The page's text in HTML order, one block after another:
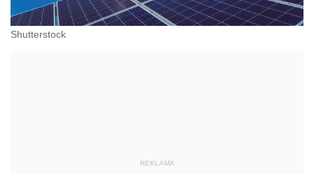
Shutterstock